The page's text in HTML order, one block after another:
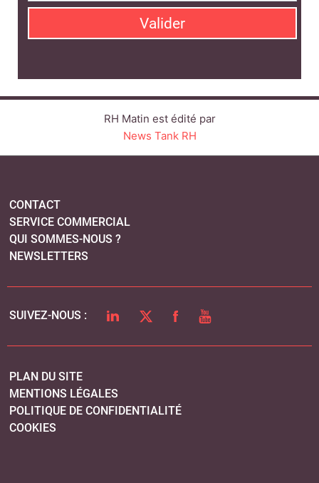
SERVICE COMMERCIAL
NEWSLETTERS
LINKEDINTWITTERFACEBOOK
PLAN DU SITE
MENTIONS LÉGALES
POLITIQUE DE CONFIDENTIALITÉ
COOKIES